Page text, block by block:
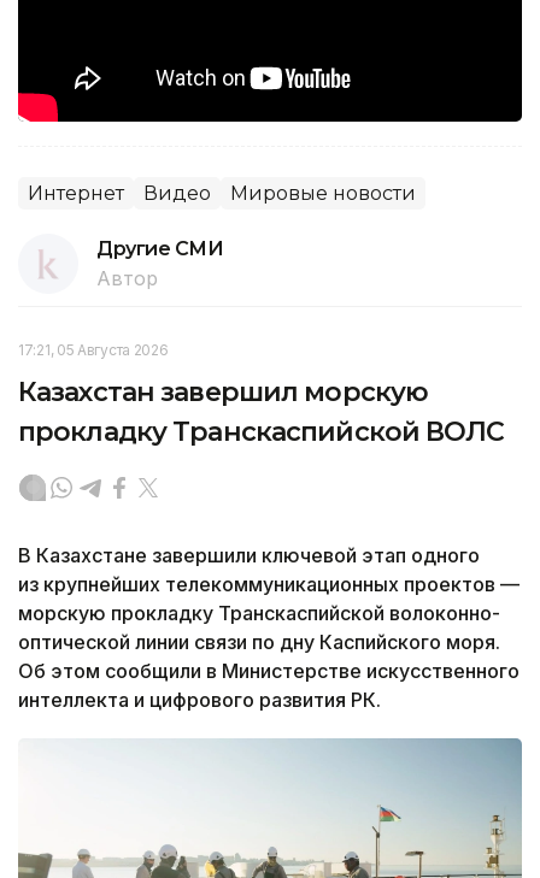
Интернет Видео Мировые новости
Другие СМИ
Автор
17:21, 05 Августа 2026
Казахстан завершил морскую
прокладку Транскаспийской ВОЛС
В Казахстане завершили ключевой этап одного
из крупнейших телекоммуникационных проектов —
морскую прокладку Транскаспийской волоконно-
оптической линии связи по дну Каспийского моря.
Об этом сообщили в Министерстве искусственного
интеллекта и цифрового развития РК.